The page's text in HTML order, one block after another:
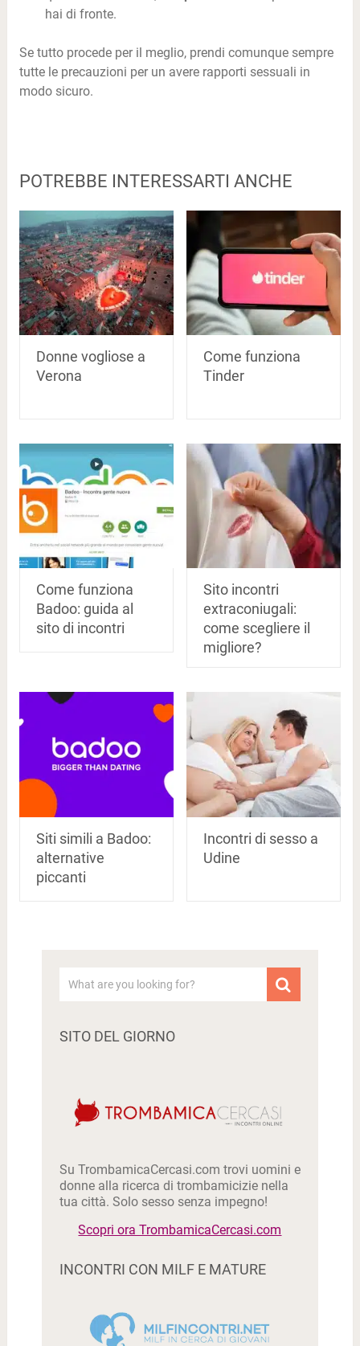
hai di fronte.
Se tutto procede per il meglio, prendi comunque sempre
tutte le precauzioni per un avere rapporti sessuali in
modo sicuro.
POTREBBE INTERESSARTI ANCHE
Donne vogliose a
Verona
Come funziona
Tinder
Come funziona
Badoo: guida al
sito di incontri
Sito incontri
extraconiugali:
come scegliere il
migliore?
Siti simili a Badoo:
alternative
piccanti
Incontri di sesso a
Udine
SITO DEL GIORNO
Su TrombamicaCercasi.com trovi uomini e
donne alla ricerca di trombamicizie nella
tua città. Solo sesso senza impegno!
Scopri ora TrombamicaCercasi.com
INCONTRI CON MILF E MATURE